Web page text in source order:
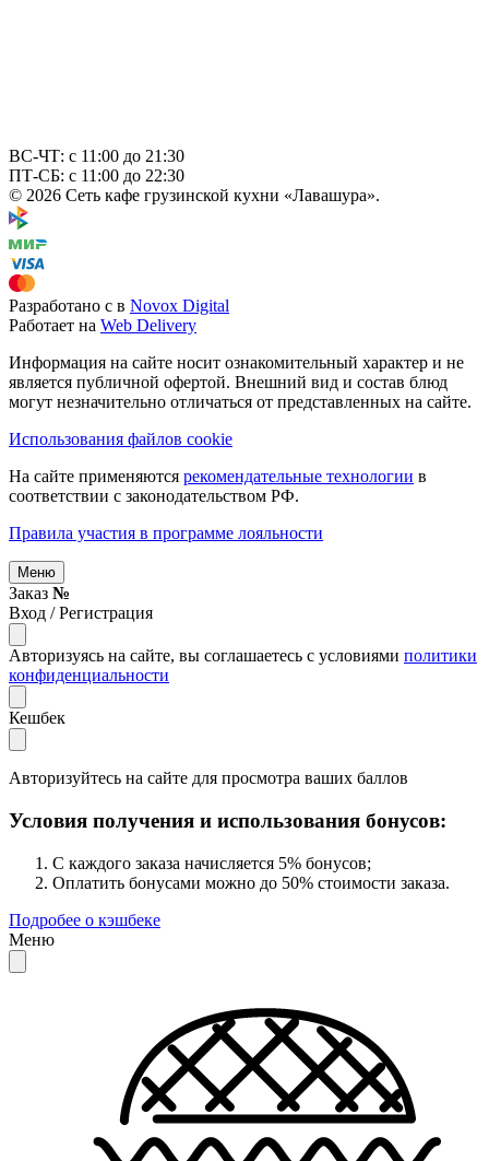
ВС-ЧТ: с 11:00 до 21:30
ПТ-СБ: с 11:00 до 22:30
© 2026 Сеть кафе грузинской кухни «Лавашура».
Разработано с в Novox Digital
Работает на Web Delivery
Информация на сайте носит ознакомительный характер и не
является публичной офертой. Внешний вид и состав блюд
могут незначительно отличаться от представленных на сайте.
Использования файлов cookie
На сайте применяются рекомендательные технологии в
соответствии с законодательством РФ.
Правила участия в программе лояльности
Меню
Заказ №
Вход / Регистрация
Авторизуясь на сайте, вы соглашаетесь с условиями политики
конфиденциальности
Кешбек
Авторизуйтесь на сайте для просмотра ваших баллов
Условия получения и использования бонусов:
С каждого заказа начисляется 5% бонусов;
Оплатить бонусами можно до 50% стоимости заказа.
Подробее о кэшбеке
Меню